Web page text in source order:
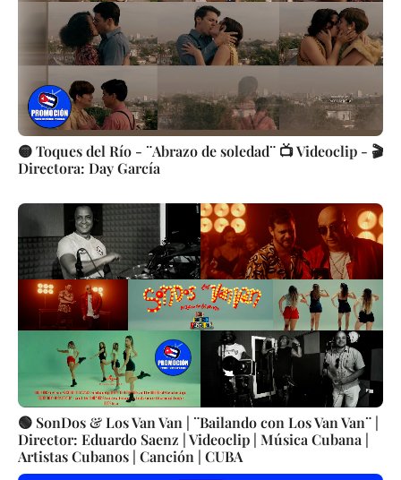
🟡 Toques del Río - ¨Abrazo de soledad¨ 📺 Videoclip - 🎬
Directora: Day García
🟢 SonDos & Los Van Van | ¨Bailando con Los Van Van¨ |
Director: Eduardo Saenz | Videoclip | Música Cubana |
Artistas Cubanos | Canción | CUBA